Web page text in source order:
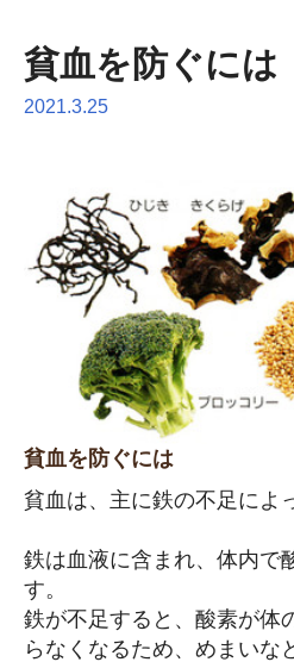
貧血を防ぐには
2021.3.25
貧血を防ぐには
貧血は、主に鉄の不足によ
鉄は血液に含まれ、体内で
す。
鉄が不足すると、酸素が体
らなくなるため、めまいな